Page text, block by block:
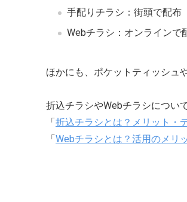
手配りチラシ：街頭で配布
Webチラシ：オンラインで
ほかにも、ポケットティッシュ
折込チラシやWebチラシについ
「折込チラシとは？メリット・
「Webチラシとは？活用のメリ